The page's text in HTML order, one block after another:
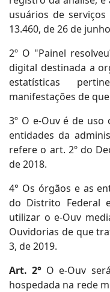
usuários de
13.460, de 26 de
2º O "Painel
digital destinada a
estatísticas
manifestações de
3º O e-Ouv é de
entidades da
refere o art. 2º do
de 2018.
4° Os órgãos e as
do Distrito Federal
utilizar o e-Ouv
Ouvidorias de que
3, de 2019.
Art. 2° O e-Ouv
hospedada na rede